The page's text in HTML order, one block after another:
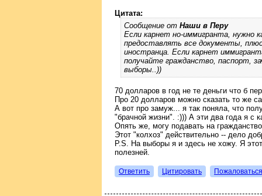
Цитата:
Сообщение от Наши в Перу
Если карнет но-иммигранта, нужно
предоставлять все документы,
иностранца. Если карнет
получайте гражданство, паспорт,
выборы..))
70 долларов в год не те деньги что б
Про 20 долларов можно сказать то же
А вот про замуж... я так поняла, что
"брачной жизни". :))) А эти два года я с
Опять же, могу подавать на
Этот "колхоз" действительно -- дело
P.S. На выборы я и здесь не хожу. Я
полезней.
Ответить Цитировать Пожаловаться